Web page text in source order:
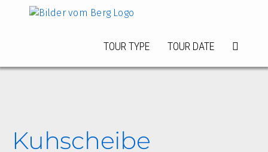
TOUR TYPE TOUR DATE
Kuhscheibe